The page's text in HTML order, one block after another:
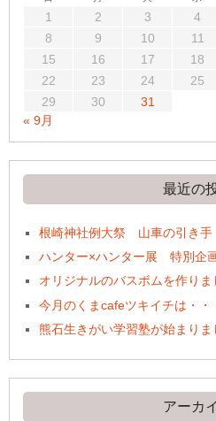
1 2 3 4
8
9 10 11
15
16 17 18
22
23 24 25
29
30
31
« 9月
最近の
根崎神社例大祭 山車の引き手
ハンター×ハンター展 特別企
オリジナルのバスボムを作りま
今月のくまcafeツキイチは・
熊石生きがい学習塾が始まりま
アーカ